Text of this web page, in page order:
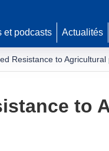
et podcasts Actualités
Resistance to Agricultural
to